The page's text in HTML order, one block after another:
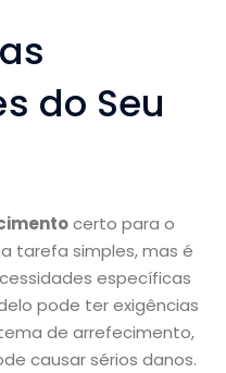
do Seu
certo para o
tarefa simples, mas é
específicas
pode ter exigências
de arrefecimento,
causar sérios danos.